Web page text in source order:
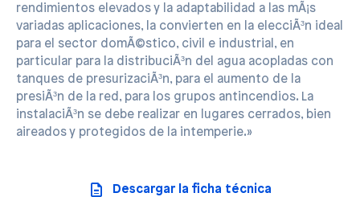
rendimientos elevados y la adaptabilidad a las mÃ¡s
variadas aplicaciones, la convierten en la elecciÃ³n ideal
para el sector domÃ©stico, civil e industrial, en
particular para la distribuciÃ³n del agua acopladas con
tanques de presurizaciÃ³n, para el aumento de la
presiÃ³n de la red, para los grupos antincendios. La
instalaciÃ³n se debe realizar en lugares cerrados, bien
aireados y protegidos de la intemperie.»
Descargar la ficha técnica